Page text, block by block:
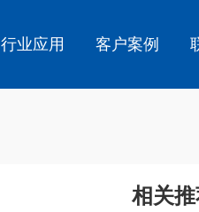
行业应用 客户案例
相关